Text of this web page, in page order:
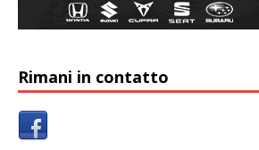
Rimani in contatto